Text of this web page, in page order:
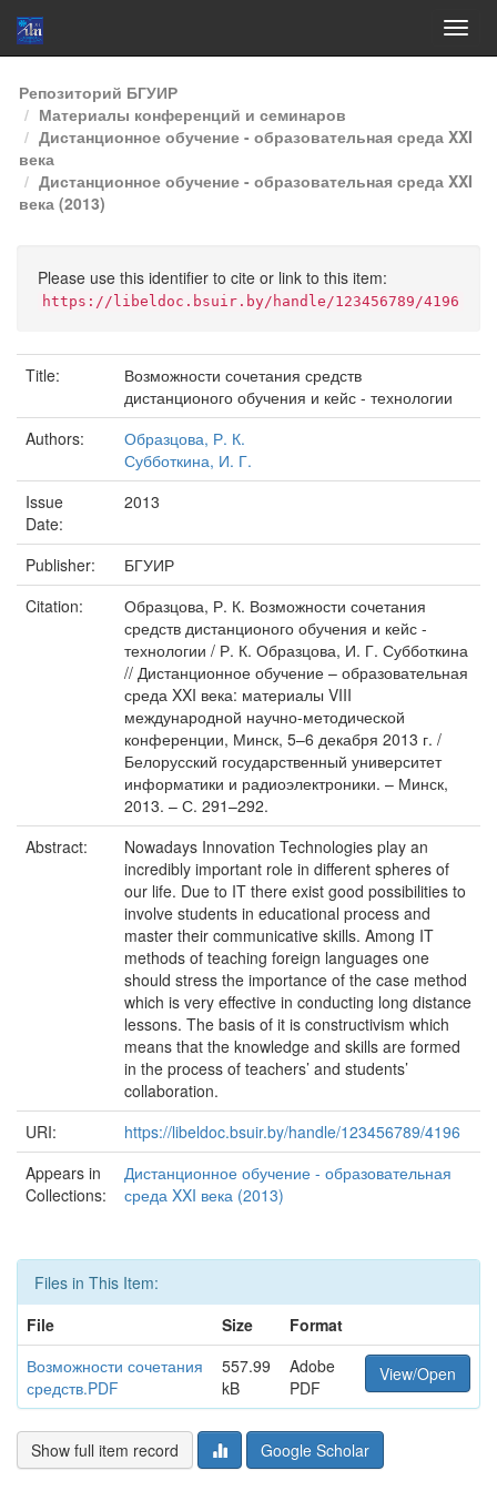
Skip
navigation
Репозиторий БГУИР
Материалы конференций и семинаров
Дистанционное обучение - образовательная среда XXI
века
Дистанционное обучение - образовательная среда XXI
века (2013)
Please use this identifier to cite or link to this item:
https://libeldoc.bsuir.by/handle/123456789/4196
Title:
Возможности сочетания средств
дистанционого обучения и кейс - технологии
Authors:
Образцова, Р. К.
Субботкина, И. Г.
Issue
Date:
2013
Publisher:
БГУИР
Citation:
Образцова, Р. К. Возможности сочетания
средств дистанционого обучения и кейс -
технологии / Р. К. Образцова, И. Г. Субботкина
// Дистанционное обучение – образовательная
среда XXI века: материалы VIII
международной научно-методической
конференции, Минск, 5–6 декабря 2013 г. /
Белорусский государственный университет
информатики и радиоэлектроники. – Минск,
2013. – С. 291–292.
Abstract:
Nowadays Innovation Technologies play an
incredibly important role in different spheres of
our life. Due to IT there exist good possibilities to
involve students in educational process and
master their communicative skills. Among IT
methods of teaching foreign languages one
should stress the importance of the case method
which is very effective in conducting long distance
lessons. The basis of it is constructivism which
means that the knowledge and skills are formed
in the process of teachers’ and students’
collaboration.
URI:
https://libeldoc.bsuir.by/handle/123456789/4196
Appears in
Collections:
Дистанционное обучение - образовательная
среда XXI века (2013)
Files in This Item:
File
Size
Format
Возможности сочетания
средств.PDF
557.99
kB
Adobe
PDF
View/Open
Show full item record Google Scholar